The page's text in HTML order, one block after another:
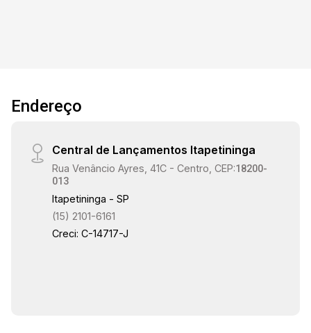
12:00
12:30
13:00
Endereço
Central de Lançamentos Itapetininga
Rua Venâncio Ayres, 41C - Centro, CEP:18200-
013
Itapetininga - SP
(15) 2101-6161
Creci: C-14717-J